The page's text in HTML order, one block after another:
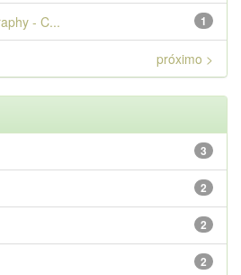
1
- C...
próximo >
3
2
2
2